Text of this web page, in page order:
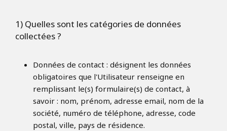
1) Quelles sont les catégories de données
collectées ?
Données de contact : désignent les données
obligatoires que l'Utilisateur renseigne en
remplissant le(s) formulaire(s) de contact, à
savoir : nom, prénom, adresse email, nom de la
société, numéro de téléphone, adresse, code
postal, ville, pays de résidence.